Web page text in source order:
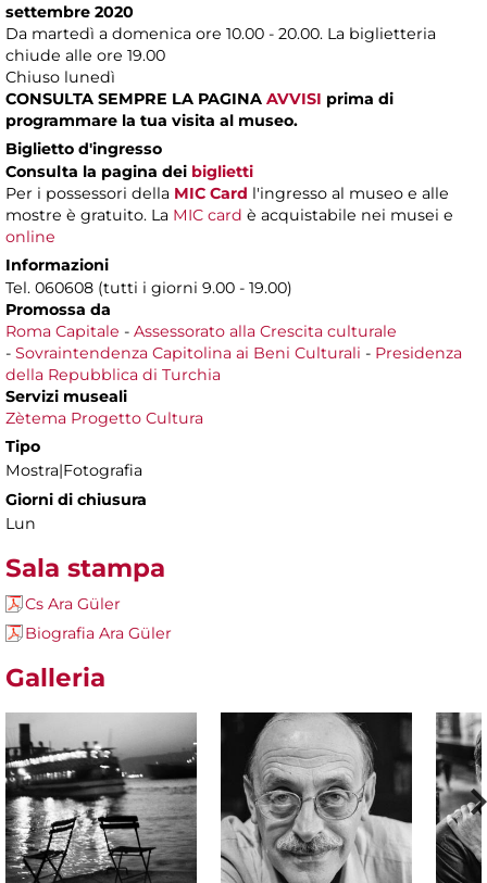
settembre 2020
Da martedì a domenica ore 10.00 - 20.00. La biglietteria
chiude alle ore 19.00
Chiuso lunedì
CONSULTA SEMPRE LA PAGINA AVVISI prima di
programmare la tua visita al museo.
Biglietto d'ingresso
Consulta la pagina dei biglietti
Per i possessori della MIC Card l'ingresso al museo e alle
mostre è gratuito. La MIC card è acquistabile nei musei e
online
Informazioni
Tel. 060608 (tutti i giorni 9.00 - 19.00)
Promossa da
Roma Capitale - Assessorato alla Crescita culturale
- Sovraintendenza Capitolina ai Beni Culturali - Presidenza
della Repubblica di Turchia
Servizi museali
Zètema Progetto Cultura
Tipo
Mostra|Fotografia
Giorni di chiusura
Lun
Sala stampa
Cs Ara Güler
Biografia Ara Güler
Galleria